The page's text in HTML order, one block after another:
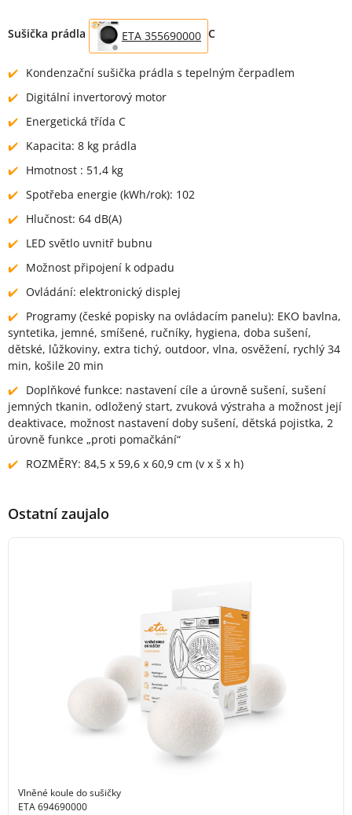
Sušička prádla ETA 355690000 C
Kondenzační sušička prádla s tepelným čerpadlem
Digitální invertorový motor
Energetická třída C
Kapacita: 8 kg prádla
Hmotnost : 51,4 kg
Spotřeba energie (kWh/rok): 102
Hlučnost: 64 dB(A)
LED světlo uvnitř bubnu
Možnost připojení k odpadu
Ovládání: elektronický displej
Programy (české popisky na ovládacím panelu): EKO bavlna,
syntetika, jemné, smíšené, ručníky, hygiena, doba sušení,
dětské, lůžkoviny, extra tichý, outdoor, vlna, osvěžení, rychlý 34
min, košile 20 min
Doplňkové funkce: nastavení cíle a úrovně sušení, sušení
jemných tkanin, odložený start, zvuková výstraha a možnost její
deaktivace, možnost nastavení doby sušení, dětská pojistka, 2
úrovně funkce „proti pomačkání“
ROZMĚRY: 84,5 x 59,6 x 60,9 cm (v x š x h)
Ostatní zaujalo
Vlněné koule do sušičky
ETA 694690000